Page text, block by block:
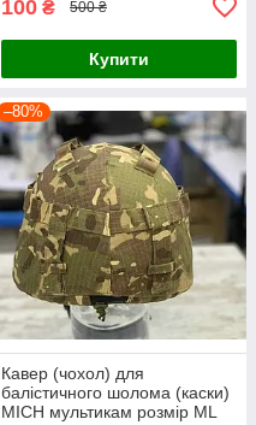
100 ₴ 500 ₴
Купити
–80%
Кавер (чохол) для
балістичного шолома (каски)
MICH мультикам розмір МL